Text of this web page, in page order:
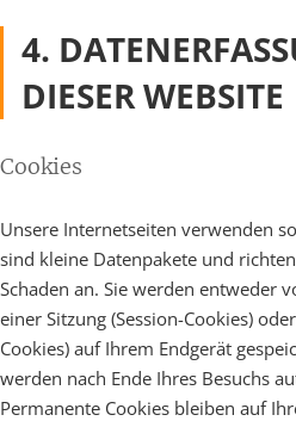
4.
DIESER WEBSITE
Cookies
Unsere Internetseiten verwenden
sind kleine Datenpakete und
Schaden an. Sie werden entweder
einer Sitzung (Session-Cookies)
Cookies) auf Ihrem Endgerät
werden nach Ende Ihres Besuchs
Permanente Cookies bleiben auf